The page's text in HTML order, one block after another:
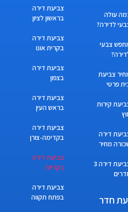
עולה
לדירה?
צבעי
צביעת
פרטי
קירות
דירה
מחיר
צביעת דירה 3
חדר
צביעת דירה
בראשון לציון
צביעת דירה
בקרית אונו
צביעת דירה
בצפון
צביעת דירה
בראש העין
צביעת דירה
בקדימה-צורן
צביעת דירה
בקריות
צביעת דירה
בפתח תקווה